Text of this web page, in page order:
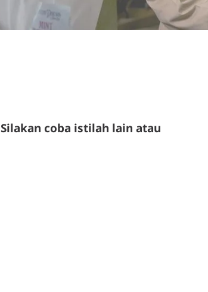
coba istilah lain atau